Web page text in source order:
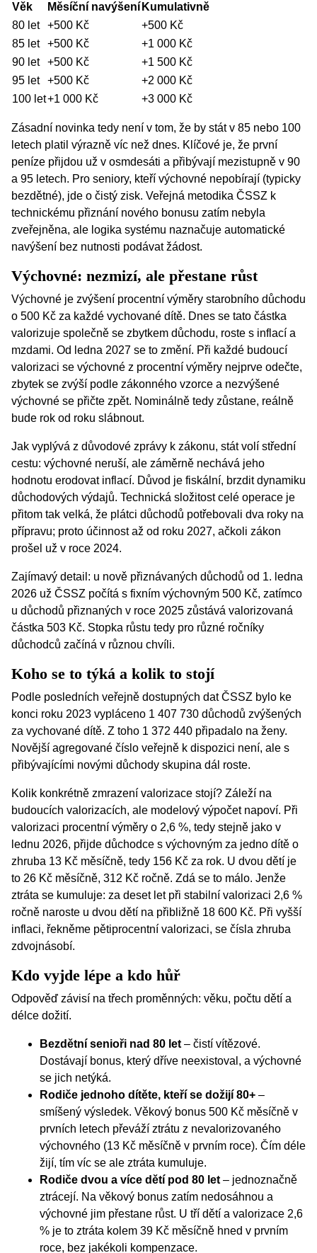
Věk Měsíční navýšení Kumulativně
80 let
+500 Kč
+500 Kč
85 let
+500 Kč
+1 000 Kč
90 let
+500 Kč
+1 500 Kč
95 let
+500 Kč
+2 000 Kč
100 let+1 000 Kč +3 000 Kč
Zásadní novinka tedy není v tom, že by stát v 85 nebo 100
letech platil výrazně víc než dnes. Klíčové je, že první
peníze přijdou už v osmdesáti a přibývají mezistupně v 90
a 95 letech. Pro seniory, kteří výchovné nepobírají (typicky
bezdětné), jde o čistý zisk. Veřejná metodika ČSSZ k
technickému přiznání nového bonusu zatím nebyla
zveřejněna, ale logika systému naznačuje automatické
navýšení bez nutnosti podávat žádost.
Výchovné: nezmizí, ale přestane růst
Výchovné je zvýšení procentní výměry starobního důchodu
o 500 Kč za každé vychované dítě. Dnes se tato částka
valorizuje společně se zbytkem důchodu, roste s inflací a
mzdami. Od ledna 2027 se to změní. Při každé budoucí
valorizaci se výchovné z procentní výměry nejprve odečte,
zbytek se zvýší podle zákonného vzorce a nezvýšené
výchovné se přičte zpět. Nominálně tedy zůstane, reálně
bude rok od roku slábnout.
Jak vyplývá z důvodové zprávy k zákonu, stát volí střední
cestu: výchovné neruší, ale záměrně nechává jeho
hodnotu erodovat inflací. Důvod je fiskální, brzdit dynamiku
důchodových výdajů. Technická složitost celé operace je
přitom tak velká, že plátci důchodů potřebovali dva roky na
přípravu; proto účinnost až od roku 2027, ačkoli zákon
prošel už v roce 2024.
Zajímavý detail: u nově přiznávaných důchodů od 1. ledna
2026 už ČSSZ počítá s fixním výchovným 500 Kč, zatímco
u důchodů přiznaných v roce 2025 zůstává valorizovaná
částka 503 Kč. Stopka růstu tedy pro různé ročníky
důchodců začíná v různou chvíli.
Koho se to týká a kolik to stojí
Podle posledních veřejně dostupných datČSSZ bylo ke
konci roku 2023 vypláceno 1 407 730 důchodů zvýšených
za vychované dítě. Z toho 1 372 440 připadalo na ženy.
Novější agregované číslo veřejně k dispozici není, ale s
přibývajícími novými důchody skupina dál roste.
Kolik konkrétně zmrazení valorizace stojí? Záleží na
budoucích valorizacích, ale modelový výpočet napoví. Při
valorizaci procentní výměry o 2,6 %, tedy stejně jako v
lednu 2026, přijde důchodce s výchovným za jedno dítě o
zhruba 13 Kč měsíčně, tedy 156 Kč za rok. U dvou dětí je
to 26 Kč měsíčně, 312 Kč ročně. Zdá se to málo. Jenže
ztráta se kumuluje: za deset let při stabilní valorizaci 2,6 %
ročně naroste u dvou dětí na přibližně 18 600 Kč. Při vyšší
inflaci, řekněme pětiprocentní valorizaci, se čísla zhruba
zdvojnásobí.
Kdo vyjde lépe a kdo hůř
Odpověď závisí na třech proměnných: věku, počtu dětí a
délce dožití.
Bezdětní senioři nad 80 let – čistí vítězové.
Dostávají bonus, který dříve neexistoval, a výchovné
se jich netýká.
Rodiče jednoho dítěte, kteří se dožijí 80+ –
smíšený výsledek. Věkový bonus 500 Kč měsíčně v
prvních letech převáží ztrátu z nevalorizovaného
výchovného (13 Kč měsíčně v prvním roce). Čím déle
žijí, tím víc se ale ztráta kumuluje.
Rodiče dvou a více dětí pod 80 let – jednoznačně
ztrácejí. Na věkový bonus zatím nedosáhnou a
výchovné jim přestane růst. U tří dětí a valorizace 2,6
% je to ztráta kolem 39 Kč měsíčně hned v prvním
roce, bez jakékoli kompenzace.